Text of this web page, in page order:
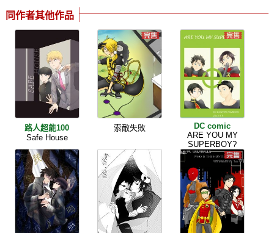
同作者其他作品
路人超能100
Safe House
索敵失敗
DC comic
ARE YOU MY
SUPERBOY?